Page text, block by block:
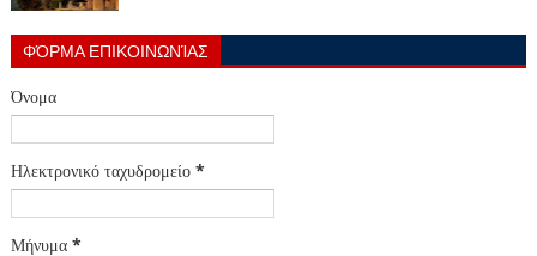
ΦΌΡΜΑ ΕΠΙΚΟΙΝΩΝΊΑΣ
Όνομα
Ηλεκτρονικό ταχυδρομείο *
Μήνυμα *